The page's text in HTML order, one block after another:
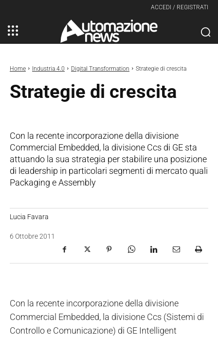
ACCEDI / REGISTRATI
Home Industria 4.0 Digital Transformation Strategie di crescita
Strategie di crescita
Con la recente incorporazione della divisione
Commercial Embedded, la divisione Ccs di GE sta
attuando la sua strategia per stabilire una posizione
di leadership in particolari segmenti di mercato quali
Packaging e Assembly
Lucia Favara
6 Ottobre 2011
Con la recente incorporazione della divisione
Commercial Embedded, la divisione Ccs (Sistemi di
Controllo e Comunicazione) di GE Intelligent